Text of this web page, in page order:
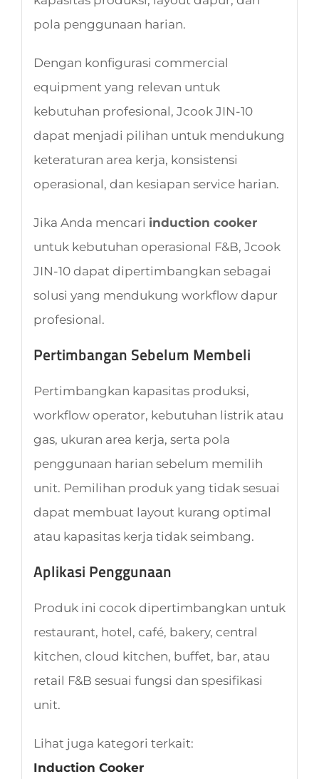
pola penggunaan harian.
Dengan konfigurasi commercial
equipment yang relevan untuk
kebutuhan profesional, Jcook JIN-10
dapat menjadi pilihan untuk mendukung
keteraturan area kerja, konsistensi
operasional, dan kesiapan service harian.
Jika Anda mencari induction cooker
untuk kebutuhan operasional F&B, Jcook
JIN-10 dapat dipertimbangkan sebagai
solusi yang mendukung workflow dapur
profesional.
Pertimbangan Sebelum Membeli
Pertimbangkan kapasitas produksi,
workflow operator, kebutuhan listrik atau
gas, ukuran area kerja, serta pola
penggunaan harian sebelum memilih
unit. Pemilihan produk yang tidak sesuai
dapat membuat layout kurang optimal
atau kapasitas kerja tidak seimbang.
Aplikasi Penggunaan
Produk ini cocok dipertimbangkan untuk
restaurant, hotel, café, bakery, central
kitchen, cloud kitchen, buffet, bar, atau
retail F&B sesuai fungsi dan spesifikasi
unit.
Lihat juga kategori terkait:
Induction Cooker